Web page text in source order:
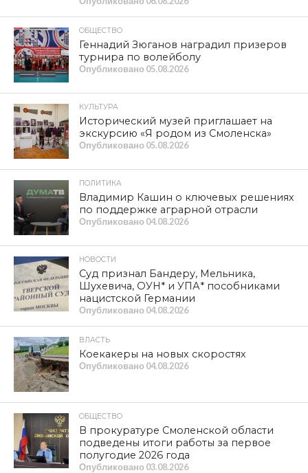
ОБЩЕСТВО
Геннадий Зюганов наградил призеров
турнира по волейболу
Опубликовано 05.08.2026
КУЛЬТУРА
Исторический музей приглашает на
экскурсию «Я родом из Смоленска»
Опубликовано 05.08.2026
ПОЛИТИКА
Владимир Кашин о ключевых решениях
по поддержке аграрной отрасли
Опубликовано 04.08.2026
НОВОСТИ
Суд признал Бандеру, Мельника,
Шухевича, ОУН* и УПА* пособниками
нацистской Германии
Опубликовано 04.08.2026
ВЛАСТЬ
Коекакеры на новых скоростях
Опубликовано 04.08.2026
ОБЩЕСТВО
В прокуратуре Смоленской области
подведены итоги работы за первое
полугодие 2026 года
Опубликовано 03.08.2026